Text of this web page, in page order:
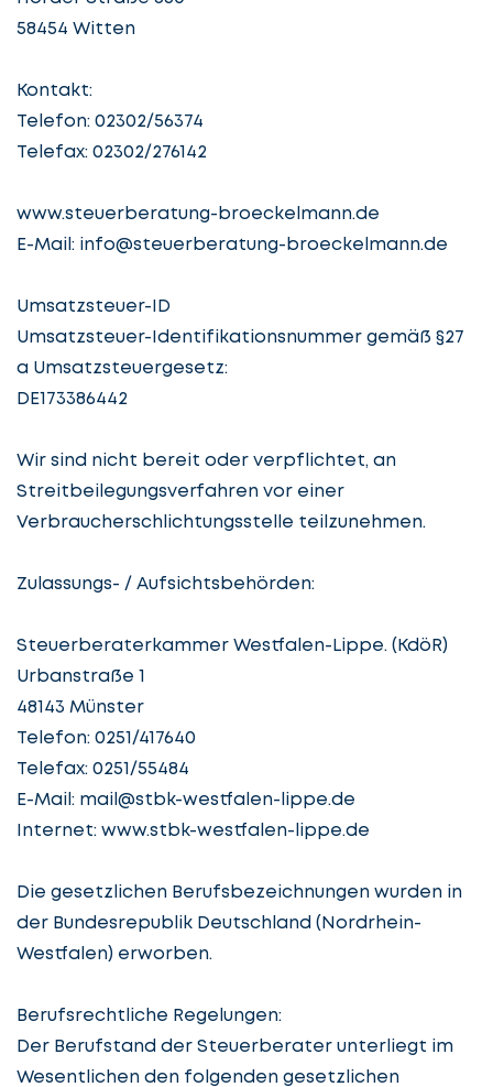
58454 Witten
Kontakt:
Telefon: 02302/56374
Telefax: 02302/276142
www.steuerberatung-broeckelmann.de
E-Mail: info@steuerberatung-broeckelmann.de
Umsatzsteuer-ID
Umsatzsteuer-Identifikationsnummer gemäß §27
a Umsatzsteuergesetz:
DE173386442
Wir sind nicht bereit oder verpflichtet, an
Streitbeilegungsverfahren vor einer
Verbraucherschlichtungsstelle teilzunehmen.
Zulassungs- / Aufsichtsbehörden:
Steuerberaterkammer Westfalen-Lippe. (KdöR)
Urbanstraße 1
48143 Münster
Telefon: 0251/417640
Telefax: 0251/55484
E-Mail: mail@stbk-westfalen-lippe.de
Internet: www.stbk-westfalen-lippe.de
Die gesetzlichen Berufsbezeichnungen wurden in
der Bundesrepublik Deutschland (Nordrhein-
Westfalen) erworben.
Berufsrechtliche Regelungen:
Der Berufstand der Steuerberater unterliegt im
Wesentlichen den folgenden gesetzlichen